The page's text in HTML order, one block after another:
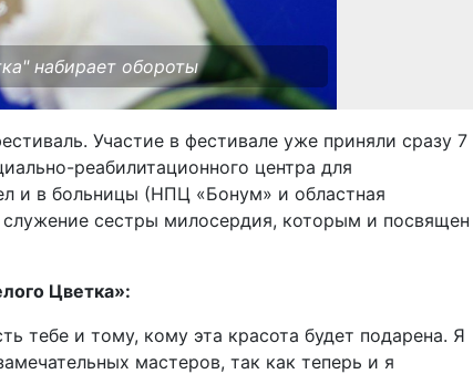
набирает обороты
Участие в фестивале уже приняли сразу 7
реабилитационного центра для
и в больницы (НПЦ «Бонум» и областная
служение сестры милосердия, которым и посвящен
Цветка»:
тебе и тому, кому эта красота будет подарена. Я
мастеров, так как теперь и я